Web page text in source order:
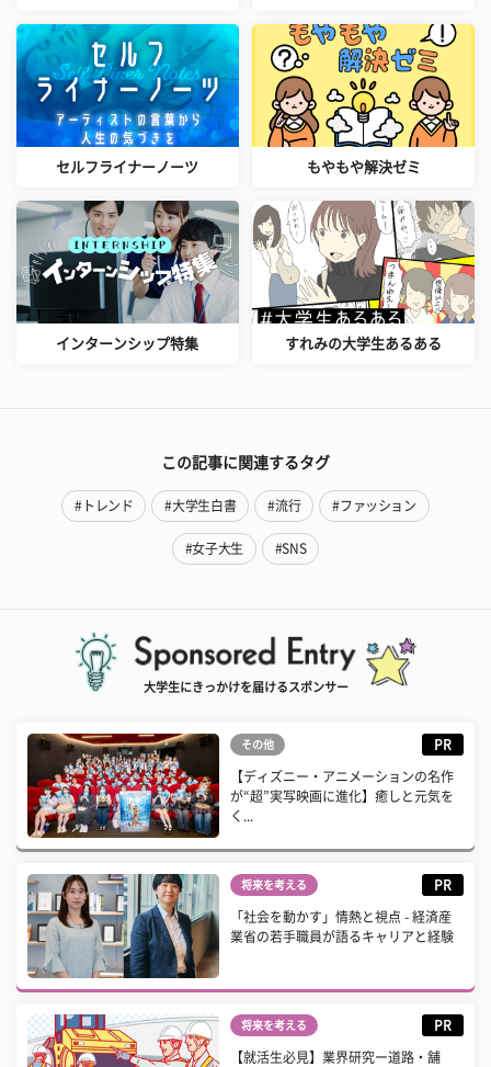
セルフライナーノーツ もやもや解決ゼミ
インターンシップ特集 すれみの大学生あるある
この記事に関連するタグ
#トレンド #大学生白書 #流行 #ファッション
#女子大生 #SNS
大学生にきっかけを届けるスポンサー
その他 PR
【ディズニー・アニメーションの名作
が“超”実写映画に進化】癒しと元気を
く...
将来を考える PR
「社会を動かす」情熱と視点 - 経済産
業省の若手職員が語るキャリアと経験
将来を考える PR
【就活生必見】業界研究ー道路・舗